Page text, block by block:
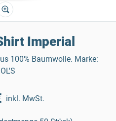
Imperial
100% Baumwolle. Marke:
inkl. MwSt.